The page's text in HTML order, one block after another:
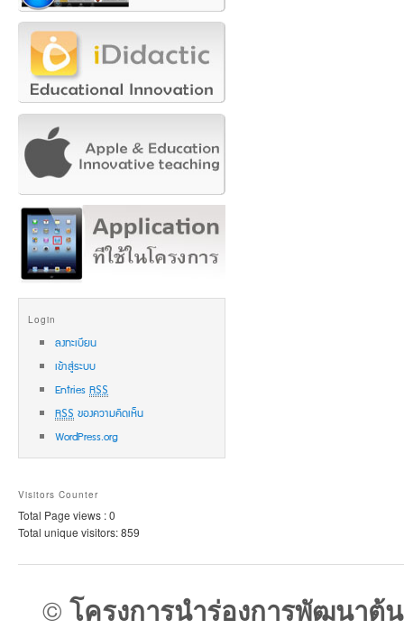
Login
ลงทะเบียน
เข้าสู่ระบบ
Entries RSS
RSS ของความคิดเห็น
WordPress.org
Visitors Counter
Total Page views : 0
Total unique visitors: 859
© โครงการนำร่องการพัฒนาต้